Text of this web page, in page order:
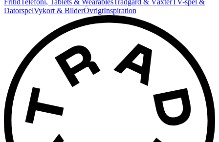
FritidTelefoni, Tablets & WearablesTrädgård & VäxterTV-spel &
DatorspelVykort & BilderÖvrigtInspiration